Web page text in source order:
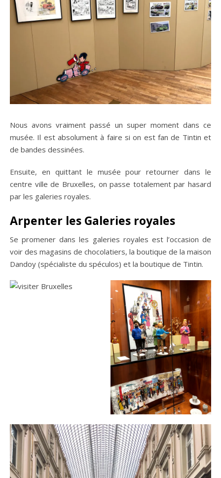
Nous avons vraiment passé un super moment dans ce
musée. Il est absolument à faire si on est fan de Tintin et
de bandes dessinées.
Ensuite, en quittant le musée pour retourner dans le
centre ville de Bruxelles, on passe totalement par hasard
par les galeries royales.
Arpenter les Galeries royales
Se promener dans les galeries royales est l’occasion de
voir des magasins de chocolatiers, la boutique de la maison
Dandoy (spécialiste du spéculos) et la boutique de Tintin.